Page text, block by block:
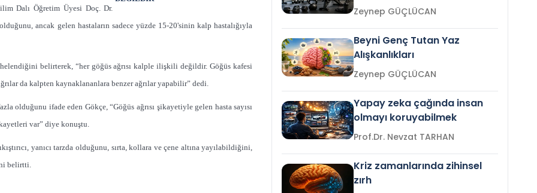
Dalı Öğretim Üyesi Doç. Dr.
ancak gelen hastaların sadece yüzde 15-20'sinin kalp hastalığıyla
belirterek, “her göğüs ağrısı kalple ilişkili değildir. Göğüs kafesi
da kalpten kaynaklananlara benzer ağrılar yapabilir” dedi.
olduğunu ifade eden Gökçe, “Göğüs ağrısı şikayetiyle gelen hasta sayısı
var” diye konuştu.
yanıcı tarzda olduğunu, sırta, kollara ve çene altına yayılabildiğini,
belirtti.
Zeynep GÜÇLÜCAN
Beyni Genç Tutan Yaz
Alışkanlıkları
Zeynep GÜÇLÜCAN
Yapay zeka çağında insan
olmayı koruyabilmek
Prof.Dr. Nevzat TARHAN
Kriz zamanlarında zihinsel
zırh